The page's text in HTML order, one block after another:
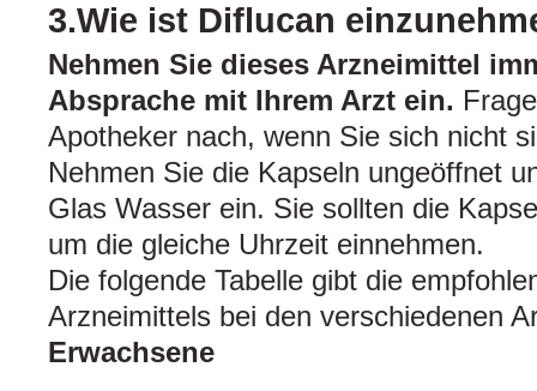
3.Wie ist Diflucan
Nehmen Sie dieses Arzneimittel
Absprache mit Ihrem Arzt ein.
Apotheker nach, wenn Sie sich nicht
Nehmen Sie die Kapseln ungeöffnet
Glas Wasser ein. Sie sollten die
um die gleiche Uhrzeit einnehmen.
Die folgende Tabelle gibt die
Arzneimittels bei den verschiedenen
Erwachsene